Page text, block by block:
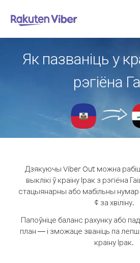
Як пазваніць у
рэгіёна
Дзякуючы Viber Out можна
выклікі ў краіну Ірак з рэгіёна
стацыянарны або мабільны нумар
¢ за хвіліну.
Папоўніце баланс рахунку або
план — і зможаце званіць па
краіну Ірак.